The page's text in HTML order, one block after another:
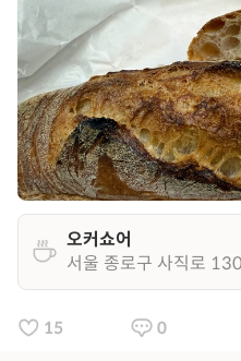
오커쇼어
서울 종로구 사직로 130
15 0